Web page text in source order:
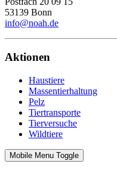
53139 Bonn
info@noah.de
Aktionen
Haustiere
Massentierhaltung
Pelz
Tiertransporte
Tierversuche
Wildtiere
Mobile Menu Toggle